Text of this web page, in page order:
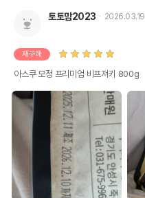
토토맘2023 2026.03.19
재구매
아스쿠 모정 프리미엄 비프져키 800g